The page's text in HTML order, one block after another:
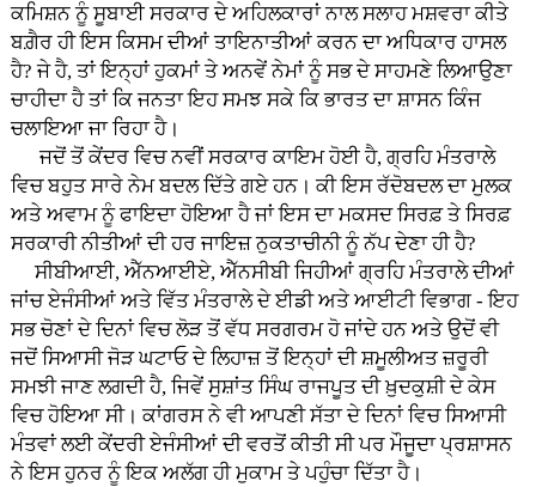
ਕਮਿਸ਼ਨ ਨੂੰ ਸੂਬਾਈ ਸਰਕਾਰ ਦੇ ਅਹਿਲਕਾਰਾਂ ਨਾਲ ਸਲਾਹ ਮਸ਼ਵਰਾ ਕੀਤੇ
ਬਗ਼ੈਰ ਹੀ ਇਸ ਕਿਸਮ ਦੀਆਂ ਤਾਇਨਾਤੀਆਂ ਕਰਨ ਦਾ ਅਧਿਕਾਰ ਹਾਸਲ
ਹੈ? ਜੇ ਹੈ, ਤਾਂ ਇਨ੍ਹਾਂ ਹੁਕਮਾਂ ਤੇ ਅਨਵੇਂ ਨੇਮਾਂ ਨੂੰ ਸਭ ਦੇ ਸਾਹਮਣੇ ਲਿਆਉਣਾ
ਚਾਹੀਦਾ ਹੈ ਤਾਂ ਕਿ ਜਨਤਾ ਇਹ ਸਮਝ ਸਕੇ ਕਿ ਭਾਰਤ ਦਾ ਸ਼ਾਸਨ ਕਿੰਜ
ਚਲਾਇਆ ਜਾ ਰਿਹਾ ਹੈ।
ਜਦੋਂ ਤੋਂ ਕੇਂਦਰ ਵਿਚ ਨਵੀਂ ਸਰਕਾਰ ਕਾਇਮ ਹੋਈ ਹੈ, ਗ੍ਰਹਿ ਮੰਤਰਾਲੇ
ਵਿਚ ਬਹੁਤ ਸਾਰੇ ਨੇਮ ਬਦਲ ਦਿੱਤੇ ਗਏ ਹਨ। ਕੀ ਇਸ ਰੱਦੋਬਦਲ ਦਾ ਮੁਲਕ
ਅਤੇ ਅਵਾਮ ਨੂੰ ਫਾਇਦਾ ਹੋਇਆ ਹੈ ਜਾਂ ਇਸ ਦਾ ਮਕਸਦ ਸਿਰਫ਼ ਤੇ ਸਿਰਫ਼
ਸਰਕਾਰੀ ਨੀਤੀਆਂ ਦੀ ਹਰ ਜਾਇਜ਼ ਨੁਕਤਾਚੀਨੀ ਨੂੰ ਨੱਪ ਦੇਣਾ ਹੀ ਹੈ?
ਸੀਬੀਆਈ, ਐੱਨਆਈਏ, ਐੱਨਸੀਬੀ ਜਿਹੀਆਂ ਗ੍ਰਹਿ ਮੰਤਰਾਲੇ ਦੀਆਂ
ਜਾਂਚ ਏਜੰਸੀਆਂ ਅਤੇ ਵਿੱਤ ਮੰਤਰਾਲੇ ਦੇ ਈਡੀ ਅਤੇ ਆਈਟੀ ਵਿਭਾਗ - ਇਹ
ਸਭ ਚੋਣਾਂ ਦੇ ਦਿਨਾਂ ਵਿਚ ਲੋੜ ਤੋਂ ਵੱਧ ਸਰਗਰਮ ਹੋ ਜਾਂਦੇ ਹਨ ਅਤੇ ਉਦੋਂ ਵੀ
ਜਦੋਂ ਸਿਆਸੀ ਜੋੜ ਘਟਾਓ ਦੇ ਲਿਹਾਜ਼ ਤੋਂ ਇਨ੍ਹਾਂ ਦੀ ਸ਼ਮੂਲੀਅਤ ਜ਼ਰੂਰੀ
ਸਮਝੀ ਜਾਣ ਲਗਦੀ ਹੈ, ਜਿਵੇਂ ਸੁਸ਼ਾਂਤ ਸਿੰਘ ਰਾਜਪੂਤ ਦੀ ਖ਼ੁਦਕੁਸ਼ੀ ਦੇ ਕੇਸ
ਵਿਚ ਹੋਇਆ ਸੀ। ਕਾਂਗਰਸ ਨੇ ਵੀ ਆਪਣੀ ਸੱਤਾ ਦੇ ਦਿਨਾਂ ਵਿਚ ਸਿਆਸੀ
ਮੰਤਵਾਂ ਲਈ ਕੇਂਦਰੀ ਏਜੰਸੀਆਂ ਦੀ ਵਰਤੋਂ ਕੀਤੀ ਸੀ ਪਰ ਮੌਜੂਦਾ ਪ੍ਰਸ਼ਾਸਨ
ਨੇ ਇਸ ਹੁਨਰ ਨੂੰ ਇਕ ਅਲੱਗ ਹੀ ਮੁਕਾਮ ਤੇ ਪਹੁੰਚਾ ਦਿੱਤਾ ਹੈ।